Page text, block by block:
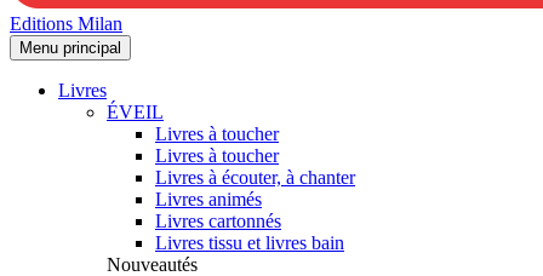
Editions Milan
Menu principal
Livres
ÉVEIL
Livres à toucher
Livres à toucher
Livres à écouter, à chanter
Livres animés
Livres cartonnés
Livres tissu et livres bain
Nouveautés